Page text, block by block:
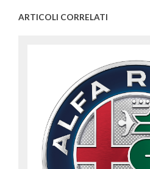
ARTICOLI CORRELATI